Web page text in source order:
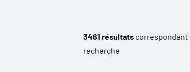
3461 résultatscorrespondant
recherche